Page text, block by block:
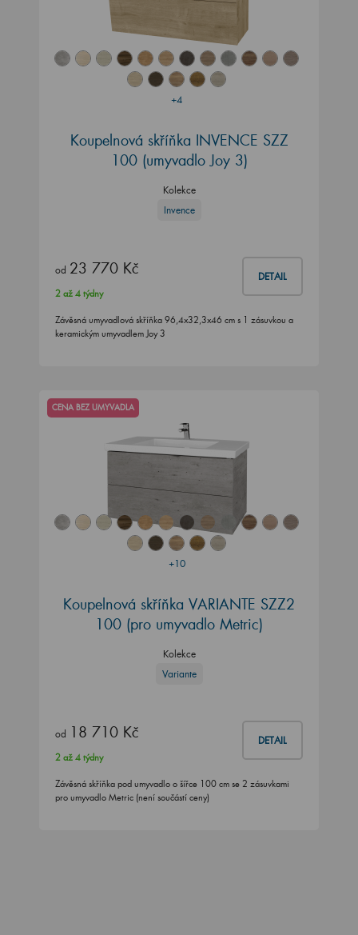
+4
Koupelnová skříňka INVENCE SZZ
100 (umyvadlo Joy 3)
Kolekce
Invence
od 23 770 Kč DETAIL
2 až 4 týdny
Závěsná umyvadlová skříňka 96,4x32,3x46 cm s 1 zásuvkou a
keramickým umyvadlem Joy 3
+10
CENA BEZ UMYVADLA
Koupelnová skříňka VARIANTE SZZ2
100 (pro umyvadlo Metric)
Kolekce
Variante
od 18 710 Kč DETAIL
2 až 4 týdny
Závěsná skříňka pod umyvadlo o šířce 100 cm se 2 zásuvkami
pro umyvadlo Metric (není součástí ceny)